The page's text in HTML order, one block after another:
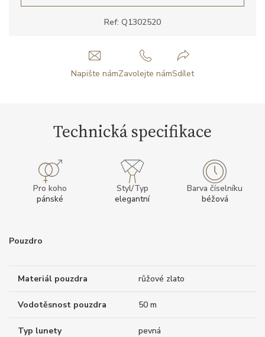
Ref: Q1302520
Napište námZavolejte námSdílet
Technická specifikace
Pro koho
pánské
Styl/Typ
elegantní
Barva číselníku
béžová
Pouzdro
Materiál pouzdra růžové zlato
Vodotěsnost pouzdra 50 m
Typ lunety pevná